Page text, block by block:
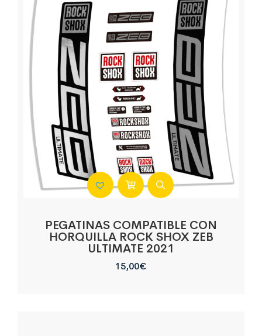
PEGATINAS COMPATIBLE CON
HORQUILLA ROCK SHOX ZEB
ULTIMATE 2021
15,00€